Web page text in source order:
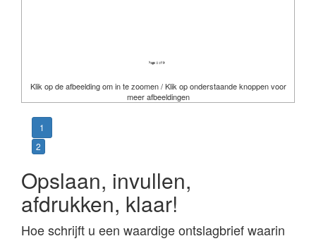
Klik op de afbeelding om in te zoomen / Klik op onderstaande knoppen voor
meer afbeeldingen
1
2
Opslaan, invullen,
afdrukken, klaar!
Hoe schrijft u een waardige ontslagbrief waarin